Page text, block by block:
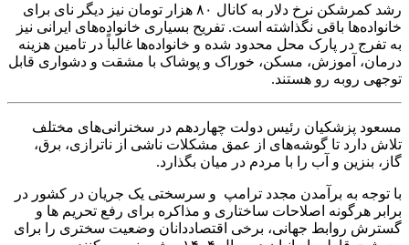
رشد کمرشکن نرخ دلار به کانال ۸۰ هزار تومان نیز دیگر نای برای
خانواده‌ها باقی نگذاشته است. تفریح بسیاری خانواده‌های ایرانی نیز
به تفرج در پارک محل محدود شده و خانواده‌ها غالباً در تامین هزینه
درمان، آموزش، مسکن، خوراک و پوشاک با مشقت و دشواری قابل
توجهی روبه رو هستند.
مسعود پزشکیان رئیس دولت چهاردهم در سخنرانی‌های مختلف
تلاش دارد تا گوشه‌های از عمق مشکلات ناشی از ناترازی، برق،
گاز، بنزین و آب را با مردم در میان بگذارد.
با توجه به برآمدن مجدد ترامپ و سرسختی یک جریان در کشور در
برابر هرگونه اصلاحات ساختاری و مذاکره برای رفع تحریم ها و
گسترش روابط جهانی، برخی اقتصاددانان وضعیت سختری را برای